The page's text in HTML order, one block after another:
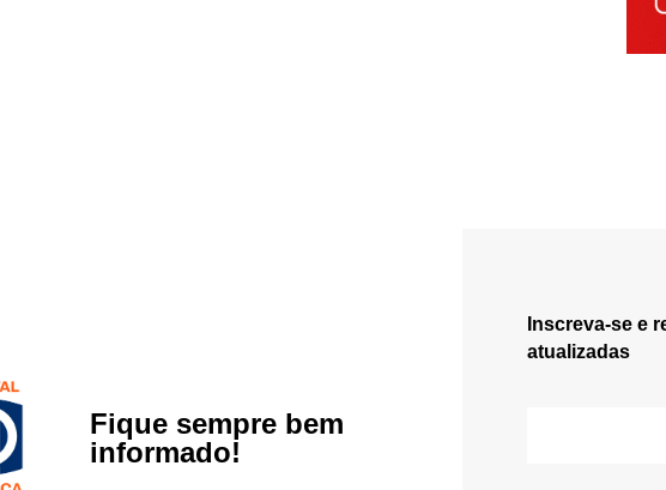
Fique sempre bem
informado!
Inscreva-se e
atualizadas